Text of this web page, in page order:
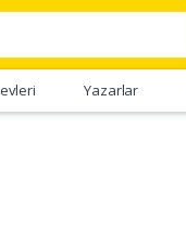
Yazarlar